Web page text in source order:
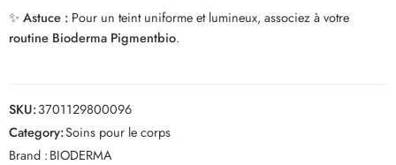
✨Astuce : Pour un teint uniforme et lumineux, associez à votre
routine Bioderma Pigmentbio.
SKU:3701129800096
Category:Soins pour le corps
Brand :BIODERMA